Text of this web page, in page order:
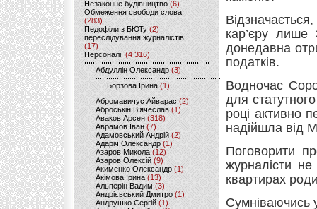
Незаконне будівництво(6)
Обмеження свободи слова
(283)
Педофіли з БЮТу (2)
переслідування журналістів
(17)
Персоналії (4 316)
Абдуллін Олександр (3)
Борзова Ірина(1)
Абромавичус Айварас (2)
Аброськін В’ячеслав(1)
Аваков Арсен (318)
Аврамов Іван (7)
Адамовський Андрій(2)
Адаріч Олександр (1)
Азаров Микола (12)
Азаров Олексій (9)
Акименко Олександр(1)
Акімова Ірина(13)
Альперін Вадим (3)
Андрієвський Дмитро(1)
Андрушко Сергій(1)
кар’єру
донедавна
податків.
Водночас
для
році активно
надійшла від
Поговорити
журналісти
квартирах
Сумніваючись